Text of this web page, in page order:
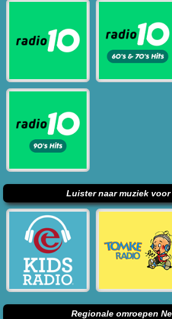
Luister naar muziek
Regionale omroepen